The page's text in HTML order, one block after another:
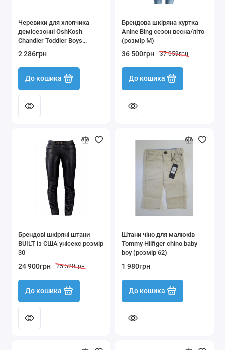
Черевики для хлопчика
демісезонні OshKosh
Chandler Toddler Boys
розмір 24-30
2 286грн
До кошика
Брендова шкіряна куртка
Anine Bing сезон весна/літо
(розмір М)
36 500грн 37 059грн
До кошика
Брендові шкіряні штани
BUILT із США унісекс розмір
30
24 900грн 25 520грн
До кошика
Штани чіно для малюків
Tommy Hilfiger chino baby
boy (розмір 62)
1 980грн
До кошика